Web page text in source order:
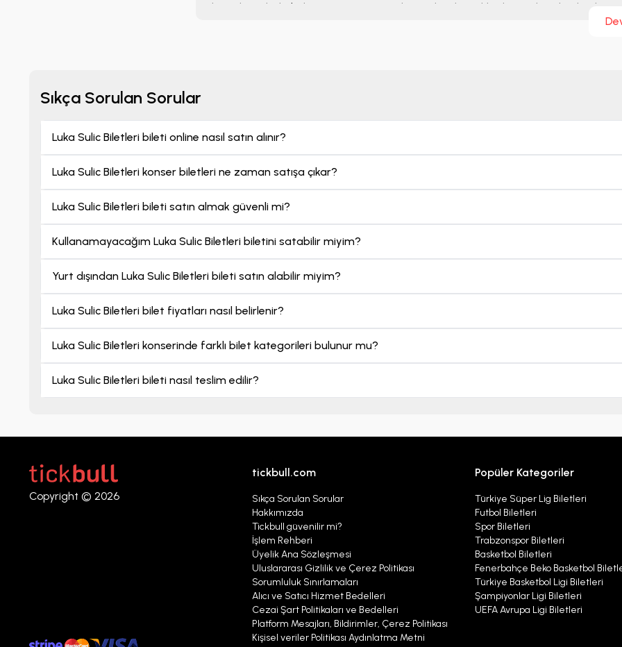
düzenlemelerle buluşturan sanatçının konserleri, hem klasik müzik tutkunları hem
dinleyiciler için eşsiz bir deneyim sunuyor. Bu eşsiz deneyimi yerinde yaşamak için
Sıkça Sorulan Sorular
Luka Sulic Biletleri bileti online nasıl satın alınır?
Luka Sulic Biletleri konser biletleri ne zaman satışa çıkar?
Luka Sulic Biletleri bileti satın almak güvenli mi?
Kullanamayacağım Luka Sulic Biletleri biletini satabilir miyim?
Yurt dışından Luka Sulic Biletleri bileti satın alabilir miyim?
Luka Sulic Biletleri bilet fiyatları nasıl belirlenir?
Luka Sulic Biletleri konserinde farklı bilet kategorileri bulunur mu?
Luka Sulic Biletleri bileti nasıl teslim edilir?
Copyright © 2026
tickbull.com
Sıkça Sorulan Sorular
Hakkımızda
Tickbull güvenilir mi?
İşlem Rehberi
Üyelik Ana Sözleşmesi
Uluslararası Gizlilik ve Çerez Politikası
Sorumluluk Sınırlamaları
Alıcı ve Satıcı Hizmet Bedelleri
Cezai Şart Politikaları ve Bedelleri
Platform Mesajları, Bildirimler, Çerez Politikası
Kişisel veriler Politikası Aydınlatma Metni
Popüler Kategoriler
Türkiye Süper Lig Biletleri
Futbol Biletleri
Spor Biletleri
Trabzonspor Biletleri
Basketbol Biletleri
Fenerbahçe Beko Basketbol
Türkiye Basketbol Ligi Biletleri
Şampiyonlar Ligi Biletleri
UEFA Avrupa Ligi Biletleri